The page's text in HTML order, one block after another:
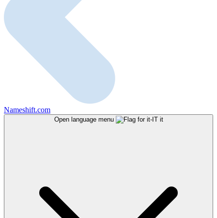
Nameshift.com
Open language menu it